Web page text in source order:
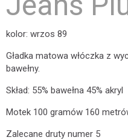
kolor: wrzos 89
Gładka matowa włóczka z
bawełny.
Skład: 55% bawełna 45%
Motek 100 gramów 160
Zalecane druty numer 5